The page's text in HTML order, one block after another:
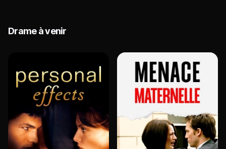
Drame à venir